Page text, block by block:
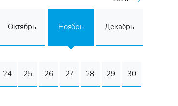
Октябрь Ноябрь Декабрь
24 25 26 27 28 29 30